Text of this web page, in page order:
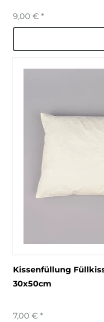
9,00 € *
Kissenfüllung
30x50cm
7,00 € *